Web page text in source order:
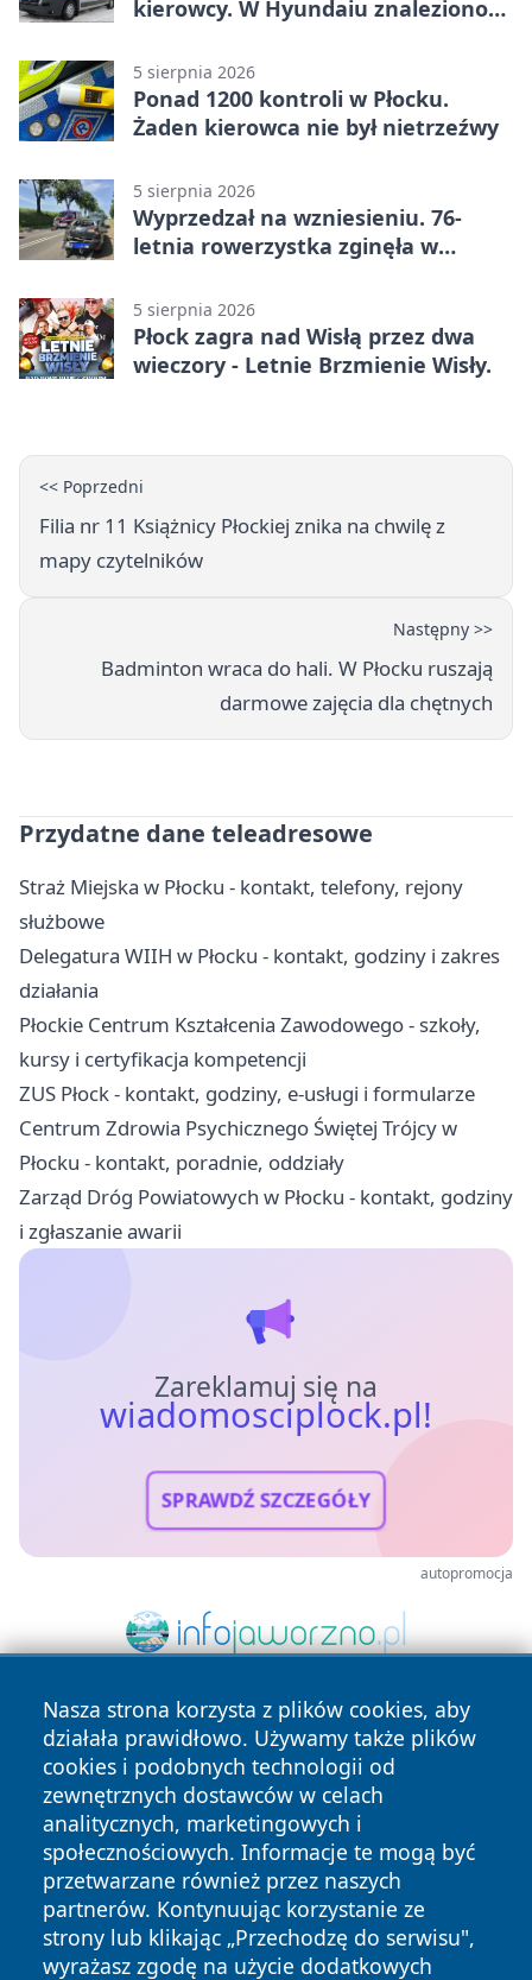
kierowcy. W Hyundaiu znaleziono
5 sierpnia 2026
Ponad 1200 kontroli w Płocku.
Żaden kierowca nie był nietrzeźwy
5 sierpnia 2026
Wyprzedzał na wzniesieniu. 76-
letnia rowerzystka zginęła w
5 sierpnia 2026
Płock zagra nad Wisłą przez dwa
wieczory - Letnie Brzmienie Wisły.
<< Poprzedni
Filia nr 11 Książnicy Płockiej znika na chwilę z
mapy czytelników
Następny >>
Badminton wraca do hali. W Płocku ruszają
darmowe zajęcia dla chętnych
Przydatne dane teleadresowe
Straż Miejska w Płocku - kontakt, telefony, rejony
służbowe
Delegatura WIIH w Płocku - kontakt, godziny i zakres
działania
Płockie Centrum Kształcenia Zawodowego - szkoły,
kursy i certyfikacja kompetencji
ZUS Płock - kontakt, godziny, e-usługi i formularze
Centrum Zdrowia Psychicznego Świętej Trójcy w
Płocku - kontakt, poradnie, oddziały
Zarząd Dróg Powiatowych w Płocku - kontakt, godziny
i zgłaszanie awarii
Zareklamuj się na
wiadomosciplock.pl!
SPRAWDŹ SZCZEGÓŁY
autopromocja
Nasza strona korzysta z plików cookies, aby
działała prawidłowo. Używamy także plików
cookies i podobnych technologii od
zewnętrznych dostawców w celach
analitycznych, marketingowych i
społecznościowych. Informacje te mogą być
przetwarzane również przez naszych
partnerów. Kontynuując korzystanie ze
strony lub klikając „Przechodzę do serwisu",
wyrażasz zgodę na użycie dodatkowych
Copyright © 2026 wiadomosciplock.pl Wszystkie prawa
zastrzeżone.
Polityka
Polityka